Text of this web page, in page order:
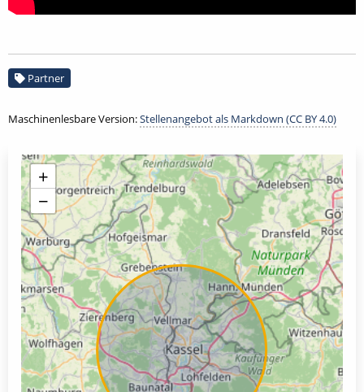
Partner
Maschinenlesbare Version:Stellenangebot als Markdown (CC BY 4.0)
+
−